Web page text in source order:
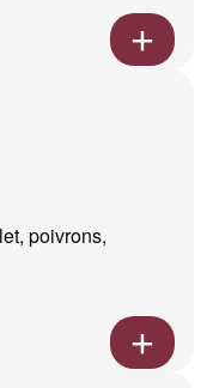
poivrons,